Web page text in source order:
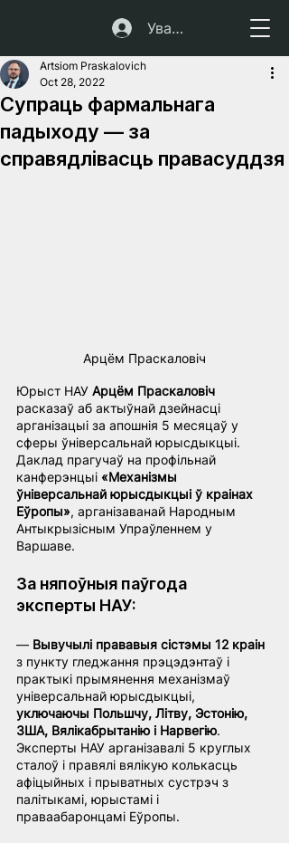
Увайсці
Супраць фармальнага
падыходу — за
справядлівасць правасуддзя
Artsiom Praskalovich
Oct 28, 2022
Арцём Праскаловіч
Юрыст НАУ Арцём Праскаловіч
расказаў аб актыўнай дзейнасці
арганізацыі за апошнія 5 месяцаў у
сферы ўніверсальнай юрысдыкцыі.
Даклад прагучаў на профільнай
канферэнцыі «Механізмы
ўніверсальнай юрысдыкцыі ў краінах
Еўропы», арганізаванай Народным
Антыкрызісным Упраўленнем у
Варшаве.
За няпоўныя паўгода
эксперты НАУ:
— Вывучылі прававыя сістэмы 12 краін
з пункту гледжання прэцэдэнтаў і
практыкі прымянення механізмаў
універсальнай юрысдыкцыі,
уключаючы Польшчу, Літву, Эстонію,
ЗША, Вялікабрытанію і Нарвегію.
Эксперты НАУ арганізавалі 5 круглых
сталоў і правялі вялікую колькасць
афіцыйных і прыватных сустрэч з
палітыкамі, юрыстамі і
праваабаронцамі Еўропы.